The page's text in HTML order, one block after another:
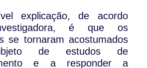
explicação, de acordo
é que os
se tornaram acostumados
de estudos de
e a responder a